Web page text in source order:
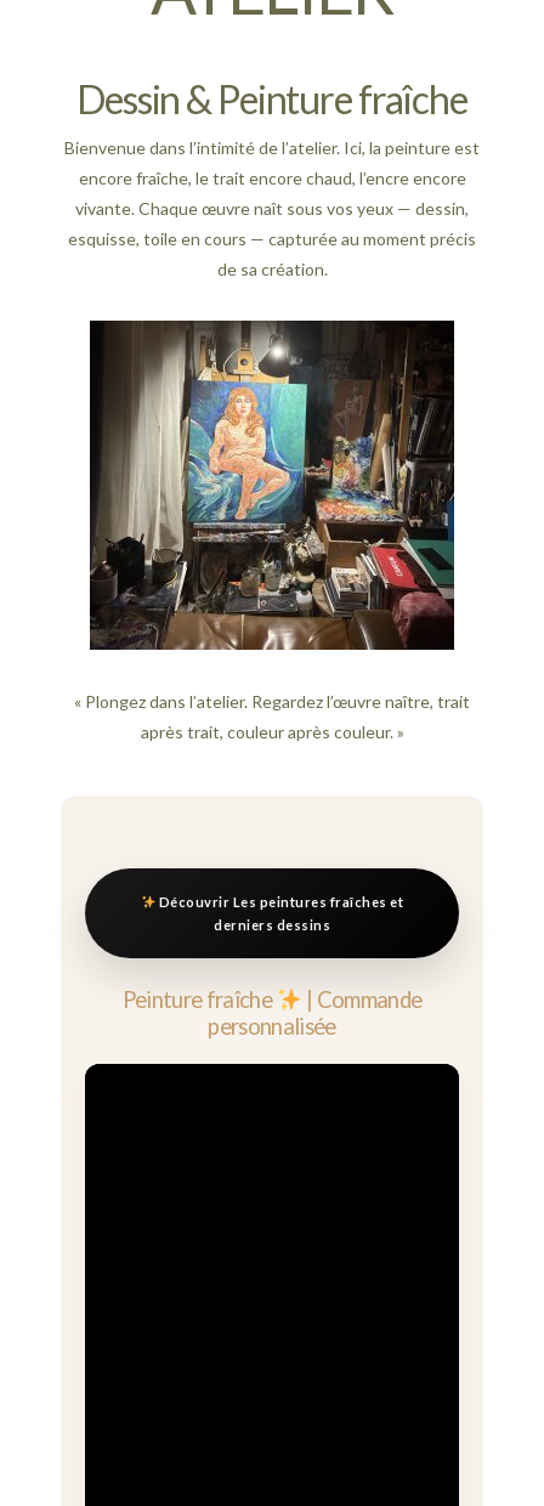
Dessin & Peinture fraîche
Bienvenue dans l’intimité de l’atelier. Ici, la peinture est
encore fraîche, le trait encore chaud, l’encre encore
vivante. Chaque œuvre naît sous vos yeux — dessin,
esquisse, toile en cours — capturée au moment précis
de sa création.
« Plongez dans l’atelier. Regardez l’œuvre naître, trait
après trait, couleur après couleur. »
Découvrir Les peintures fraîches et
derniers dessins
Peinture fraîche
| Commande
personnalisée